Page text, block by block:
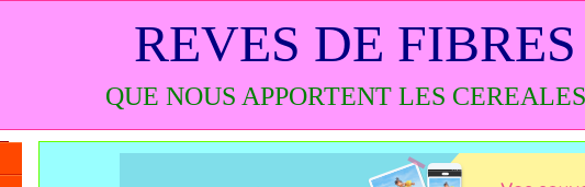
REVES DE FIBRES
QUE NOUS APPORTENT LES